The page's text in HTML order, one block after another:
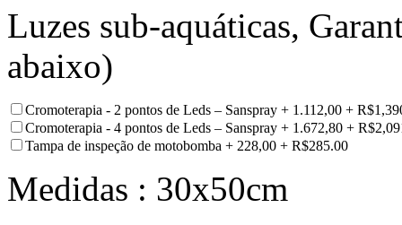
Luzes sub-aquáticas,
abaixo)
Cromoterapia - 2 pontos de Leds – Sanspray + 1.112,00 + R$
Cromoterapia - 4 pontos de Leds – Sanspray + 1.672,80 + R$
Tampa de inspeção de motobomba + 228,00 + R$285.00
Medidas : 30x50cm